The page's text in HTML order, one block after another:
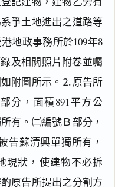
爭土地進出之道路等
地政事務所於109年8
及相關照片附卷並囑
附圖所示。⒉原告所
分，面積891平方公
有。㈡編號Ｂ部分，
告蘇清興單獨所有，
現狀，使建物不必拆
原告所提出之分割方